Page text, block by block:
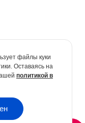
Федерации. Для
в автосалоны
юридически
в
Куки не
файлы куки
Оставаясь на
политикой в